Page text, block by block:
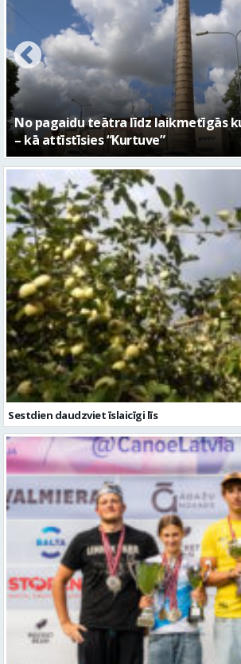
No pagaidu teātra līdz laikmetīgās
– kā attīstīsies “Kurtuve”
Sestdien daudzviet īslaicīgi līs